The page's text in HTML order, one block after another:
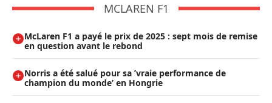
MCLAREN F1
McLaren F1 a payé le prix de 2025 : sept mois de remise
en question avant le rebond
Norris a été salué pour sa ’vraie performance de
champion du monde’ en Hongrie